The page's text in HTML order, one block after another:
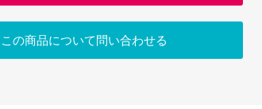
この商品について問い合わせる